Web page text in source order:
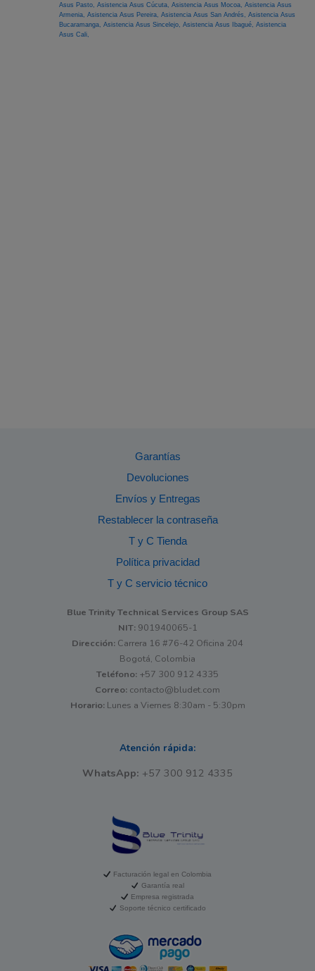
Asus Pasto, Asistencia Asus Cúcuta, Asistencia Asus Mocoa, Asistencia Asus
Armenia, Asistencia Asus Pereira, Asistencia Asus San Andrés, Asistencia Asus
Bucaramanga, Asistencia Asus Sincelejo, Asistencia Asus Ibagué, Asistencia
Asus Cali,
Garantías
Devoluciones
Envíos y Entregas
Restablecer la contraseña
T y C Tienda
Política privacidad
T y C servicio técnico
Blue Trinity Technical Services Group SAS
NIT:901940065-1
Dirección: Carrera 16 #76-42 Oficina 204
Bogotá, Colombia
Teléfono: +57 300 912 4335
Correo: contacto@bludet.com
Horario:Lunes a Viernes 8:30am - 5:30pm
Atención rápida:
WhatsApp: +57 300 912 4335
Facturación legal en Colombia
Garantía real
Empresa registrada
Soporte técnico certificado